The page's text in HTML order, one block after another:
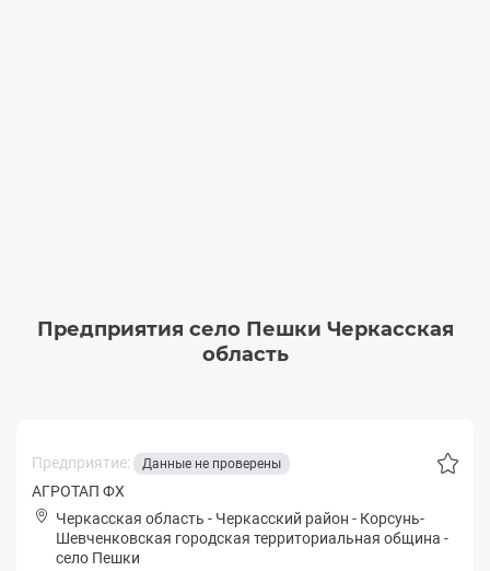
Предприятия село Пешки Черкасская
область
Предприятие: Данные не проверены
АГРОТАП ФХ
Черкасская область - Черкасский район - Кoрсунь-
Шевченковская городская территориальная община -
село Пешки